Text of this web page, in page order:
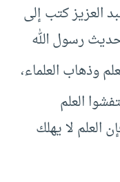
العزيز كتب إلى
رسول الله
وذهاب العلماء،
العلم
العلم لا يهلك